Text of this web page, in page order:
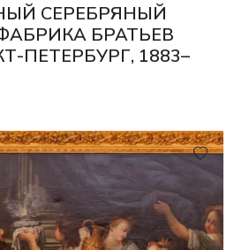
СЕРЕБРЯНЫЙ
БРАТЬЕВ
ПЕТЕРБУРГ, 1883–